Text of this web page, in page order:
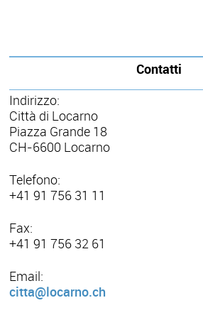
Contatti
Indirizzo:
Città di Locarno
Piazza Grande 18
CH-6600 Locarno
Telefono:
+41 91 756 31 11
Fax:
+41 91 756 32 61
Email:
citta@locarno.ch